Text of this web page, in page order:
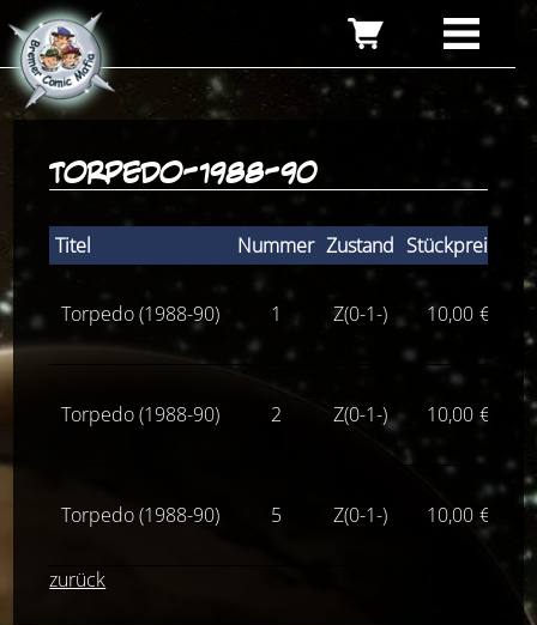
torpedo-1988-90
Titel Nummer Zustand Stückpreis
Torpedo (1988-90) 1 Z(0-1-) 10,00 €
Torpedo (1988-90) 2 Z(0-1-) 10,00 €
Torpedo (1988-90) 5 Z(0-1-) 10,00 €
zurück